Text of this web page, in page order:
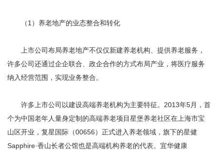
（1）养老地产的业态整合和转化
上市公司布局养老地产不仅仅新建养老机构、提供养老服务，
许多公司还通过企企联合、政企合作的方式布局产业，将医疗服务
纳入经营范围，实现业务整合。
许多上市公司以建设高端养老机构为主要特征。2013年5月，首
个为中国老年人量身定制的高端养老项目星堡养老社区在上海市宝
山区开业，复星国际（00656）正式进入养老领域，旗下的星健
Sapphire·香山长者公馆也是高端机构养老的代表。宜华健康